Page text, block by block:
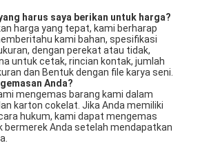
harus saya berikan untuk harga?
harga yang tepat, kami berharap
kami bahan, spesifikasi
dengan perekat atau tidak,
untuk cetak, rincian kontak, jumlah
dan Bentuk dengan file karya seni.
Anda?
mengemas barang kami dalam
karton cokelat. Jika Anda memiliki
hukum, kami dapat mengemas
bermerek Anda setelah mendapatkan